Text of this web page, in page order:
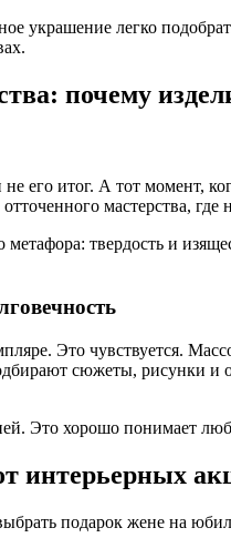
украшение легко
почему
его итог. А тот момент,
мастерства,
твердость и
Это чувствуется.
сюжеты, рисунки и
Это хорошо понимает
интерьерных
подарок жене на